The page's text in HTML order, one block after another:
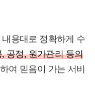
용대로 정확하게 수
공정, 원가관리 등의
여 믿음이 가는 서비